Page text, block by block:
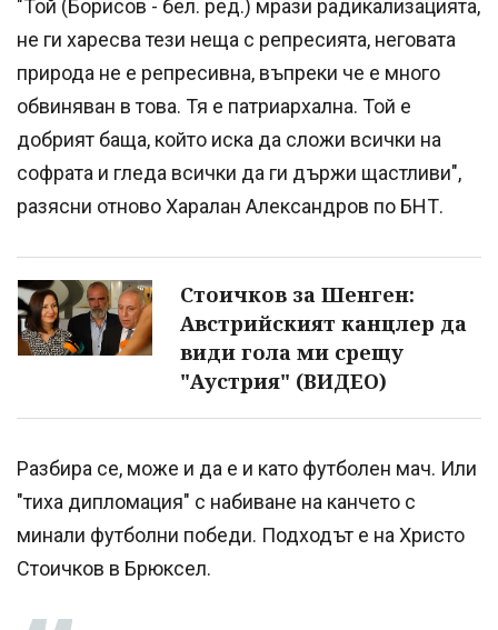
"Той (Борисов - бел. ред.) мрази радикализацията,
не ги харесва тези неща с репресията, неговата
природа не е репресивна, въпреки че е много
обвиняван в това. Тя е патриархална. Той е
добрият баща, който иска да сложи всички на
софрата и гледа всички да ги държи щастливи",
разясни отново Харалан Александров по БНТ.
Стоичков за Шенген:
Австрийският канцлер да
види гола ми срещу
"Аустрия" (ВИДЕО)
Разбира се, може и да е и като футболен мач. Или
"тиха дипломация" с набиване на канчето с
минали футболни победи. Подходът е на Христо
Стоичков в Брюксел.